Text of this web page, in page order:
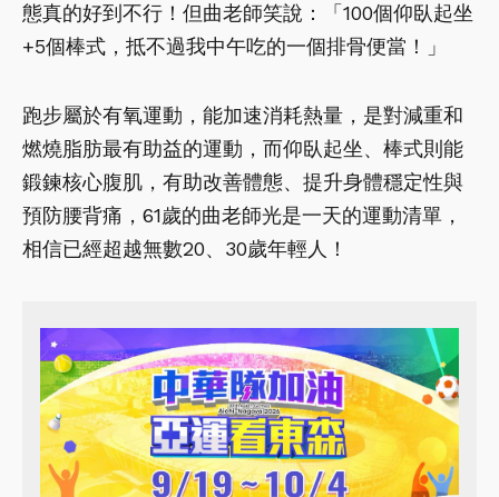
態真的好到不行！但曲老師笑說：「100個仰臥起坐
+5個棒式，抵不過我中午吃的一個排骨便當！」
跑步屬於有氧運動，能加速消耗熱量，是對減重和
燃燒脂肪最有助益的運動，而仰臥起坐、棒式則能
鍛鍊核心腹肌，有助改善體態、提升身體穩定性與
預防腰背痛，61歲的曲老師光是一天的運動清單，
相信已經超越無數20、30歲年輕人！